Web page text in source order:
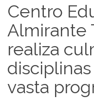
Centro
Almirante
realiza
vasta